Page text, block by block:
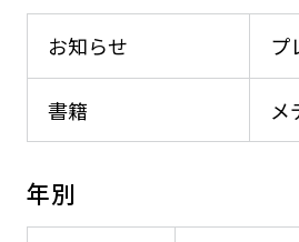
お知らせ プ
メ
書籍
年別